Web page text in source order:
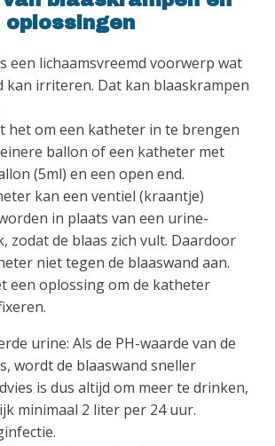
een lichaamsvreemd voorwerp wat
kan irriteren. Dat kan blaaskrampen
het om een katheter in te brengen
ballon of een katheter met
(5ml) en een open end.
kan een ventiel (kraantje)
in plaats van een urine-
zodat de blaas zich vult. Daardoor
niet tegen de blaaswand aan.
een oplossing om de katheter
urine: Als de PH-waarde van de
wordt de blaaswand sneller
is dus altijd om meer te drinken,
minimaal 2 liter per 24 uur.